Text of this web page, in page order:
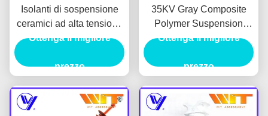
Isolanti di sospensione
ceramici ad alta tensione
del polimero degli isolanti
sistema elettrico
Ottenga il migliore
prezzo
35KV Gray Composite
Polymer Suspension
Insulators per la
Ottenga il migliore
prezzo